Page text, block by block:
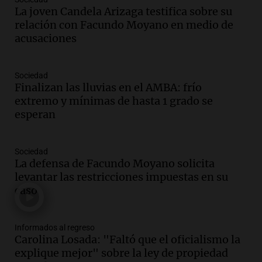
Panorama Federal
Episodios
Audio.Padres presentes, pero
cuando el padre mira mucho el teléfono?
Educar entre todos
Episodios
Audio.
Panorama Federal
Episodios
Audio.Polémica en el fútbol argentino:
Panorama Federal
Episodios
Audio.El kirchnerismo no logra apoyo
La joven Candela Arizaga testifica sobre su
relación con Facundo Moyano en medio de
acusaciones
Sociedad
Finalizan las lluvias en el AMBA: frío
extremo y mínimas de hasta 1 grado se
esperan
Sociedad
La defensa de Facundo Moyano solicita
levantar las restricciones impuestas en su
caso
Informados al regreso
Carolina Losada: "Faltó que el oficialismo la
explique mejor" sobre la ley de propiedad